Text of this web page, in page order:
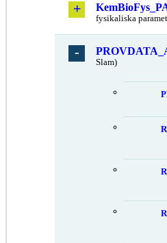
fysikaliska
Slam)